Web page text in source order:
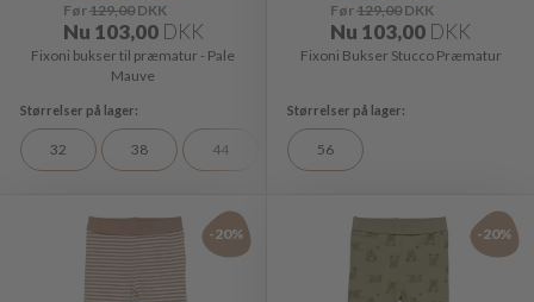
Før129,00DKK
Nu 103,00 DKK
Fixoni bukser til præmatur - Pale
Mauve
32 38 44
Før129,00 DKK
Nu 103,00 DKK
Fixoni Bukser Stucco Præmatur
56
-20% -20%